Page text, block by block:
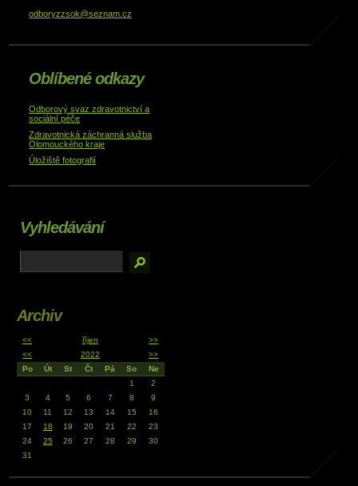
odboryzzsok@seznam.cz
Oblíbené odkazy
Odborový svaz zdravotnictví a
sociální péče
Zdravotnická záchranná služba
Olomouckého kraje
Úložiště fotografií
Vyhledávání
Archiv
<< říjen
>>
<<
2022
>>
Po
Út St Čt Pá So
Ne
1
2
3
4 5 6 7 8
9
10
11 12 13 14 15
16
17
18 19 20 21 22
23
24
25 26 27 28 29
30
31